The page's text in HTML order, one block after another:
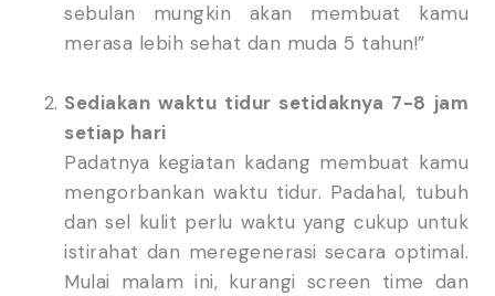
sebulan mungkin akan membuat kamu
merasa lebih sehat dan muda 5 tahun!”
Sediakan waktu tidur setidaknya 7-8 jam
setiap hari
Padatnya kegiatan kadang membuat kamu
mengorbankan waktu tidur. Padahal, tubuh
dan sel kulit perlu waktu yang cukup untuk
istirahat dan meregenerasi secara optimal.
Mulai malam ini, kurangi screen time dan